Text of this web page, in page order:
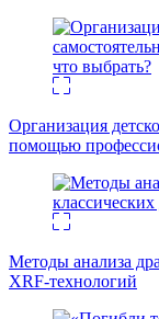
Организация
помощью
Методы анализа
XRF-технологий